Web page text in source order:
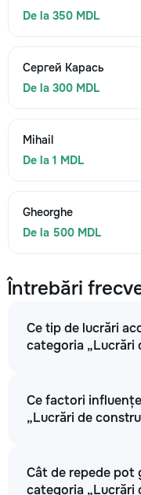
De la 350 MDL
Сергей Карась
De la 300 MDL
Mihail
De la 1 MDL
Gheorghe
De la 500 MDL
Întrebări
Ce tip de lucrări
categoria „Lucrări
Ce factori
„Lucrări de
Cât de repede pot
categoria „Lucrări